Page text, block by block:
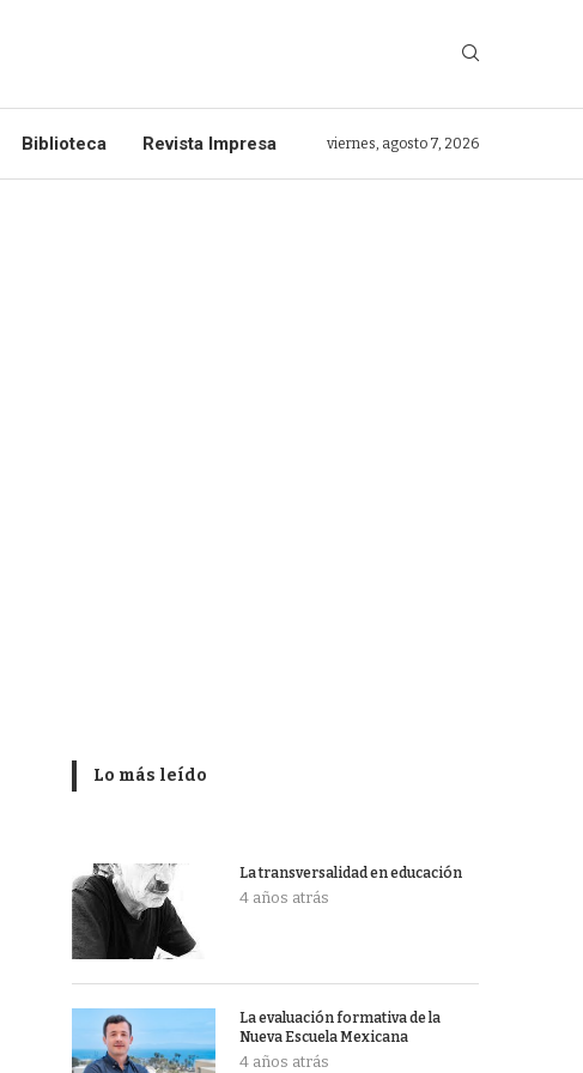
Biblioteca Revista Impresa viernes, agosto 7, 2026
Lo más leído
La transversalidad en educación
4 años atrás
La evaluación formativa de la
Nueva Escuela Mexicana
4 años atrás